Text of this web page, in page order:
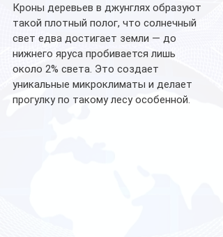
Кроны деревьев в джунглях образуют
такой плотный полог, что солнечный
свет едва достигает земли — до
нижнего яруса пробивается лишь
около 2% света. Это создает
уникальные микроклиматы и делает
прогулку по такому лесу особенной.